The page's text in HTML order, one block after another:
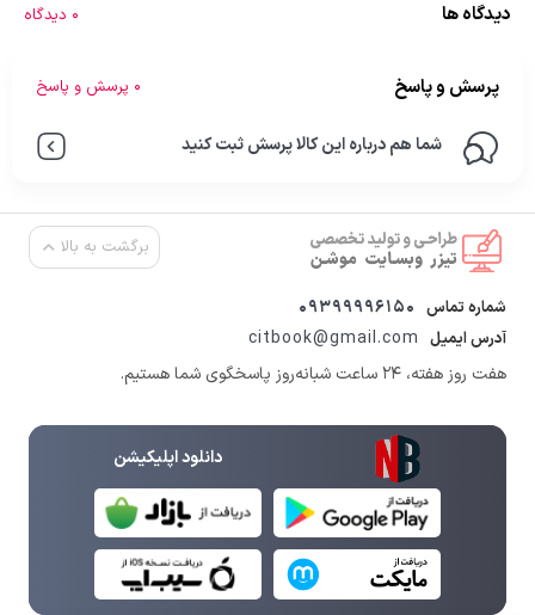
دیدگاه ها 0 دیدگاه
پرسش و پاسخ 0 پرسش و پاسخ
شما هم درباره این کالا پرسش ثبت کنید
برگشت به بالا
شماره تماس 09399996150
آدرس ایمیل citbook@gmail.com
هفت روز هفته، ۲۴ ساعت شبانه‌روز پاسخگوی شما هستیم.
دانلود اپلیکیشن